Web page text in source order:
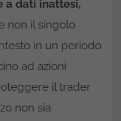
a dati inattesi,
non il singolo
in un periodo
ad azioni
il trader
non sia